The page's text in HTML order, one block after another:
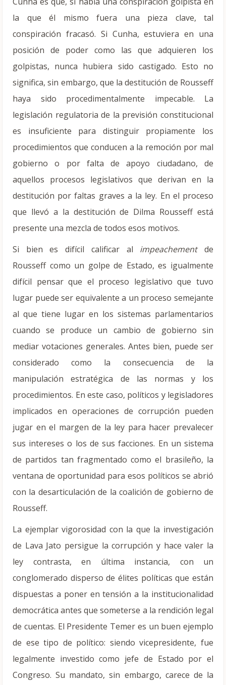
la que él mismo fuera una pieza clave, tal
conspiración fracasó. Si Cunha, estuviera en una
posición de poder como las que adquieren los
golpistas, nunca hubiera sido castigado. Esto no
significa, sin embargo, que la destitución de Rousseff
haya sido procedimentalmente impecable. La
legislación regulatoria de la previsión constitucional
es insuficiente para distinguir propiamente los
procedimientos que conducen a la remoción por mal
gobierno o por falta de apoyo ciudadano, de
aquellos procesos legislativos que derivan en la
destitución por faltas graves a la ley. En el proceso
que llevó a la destitución de Dilma Rousseff está
presente una mezcla de todos esos motivos.
Si bien es difícil calificar al impeachementde
Rousseff como un golpe de Estado, es igualmente
difícil pensar que el proceso legislativo que tuvo
lugar puede ser equivalente a un proceso semejante
al que tiene lugar en los sistemas parlamentarios
cuando se produce un cambio de gobierno sin
mediar votaciones generales. Antes bien, puede ser
considerado como la consecuencia de la
manipulación estratégica de las normas y los
procedimientos. En este caso, políticos y legisladores
implicados en operaciones de corrupción pueden
jugar en el margen de la ley para hacer prevalecer
sus intereses o los de sus facciones. En un sistema
de partidos tan fragmentado como el brasileño, la
ventana de oportunidad para esos políticos se abrió
con la desarticulación de la coalición de gobierno de
Rousseff.
La ejemplar vigorosidad con la que la investigación
de Lava Jato persigue la corrupción y hace valer la
ley contrasta, en última instancia, con un
conglomerado disperso de élites políticas que están
dispuestas a poner en tensión a la institucionalidad
democrática antes que someterse a la rendición legal
de cuentas. El Presidente Temer es un buen ejemplo
de ese tipo de político: siendo vicepresidente, fue
legalmente investido como jefe de Estado por el
Congreso. Su mandato, sin embargo, carece de la